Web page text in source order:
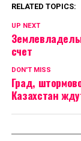
RELATED TOPICS:
UP NEXT
счет
DON'T MISS
Град,
Казахстан